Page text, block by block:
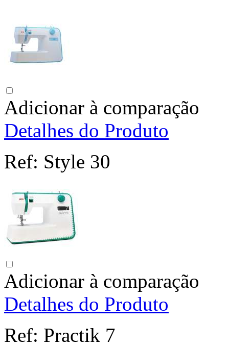
Adicionar à comparação
Detalhes do Produto
Ref: Style 30
Adicionar à comparação
Detalhes do Produto
Ref: Practik 7